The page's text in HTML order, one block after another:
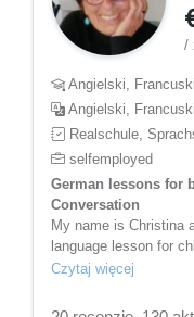
/
Angielski,
Angielski,
Realschule,
selfemployed
German lessons for
Conversation
My name is Christina
language lesson for
Czytaj więcej